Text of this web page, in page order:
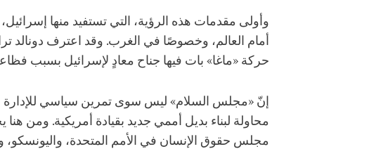
وأولى مقدمات هذه الرؤية، التي تستفيد منها
أمام العالم، وخصوصًا في الغرب. وقد اعترف دونالد
حركة «ماغا» بات فيها جناح معادٍ لإسرائيل بسبب
إنّ «مجلس السلام» ليس سوى تمرين سياسي للإدارة
مجلس حقوق الإنسان في الأمم المتحدة، واليونسكو،